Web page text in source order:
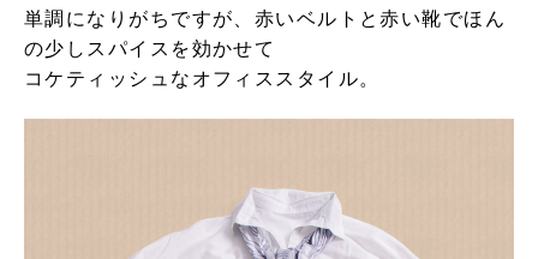
単調になりがちですが、赤いベルトと赤い靴でほん
の少しスパイスを効かせて
コケティッシュなオフィススタイル。